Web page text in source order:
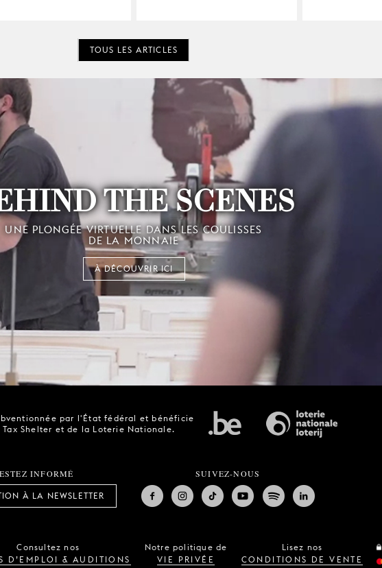
TOUS LES ARTICLES
THE SCENES
UNE PLONGÉE VIRTUELLE DANS LES COULISSES
DE LA MONNAIE
À DÉCOUVRIR ICI
par l'État fédéral et bénéficie
Shelter et de la Loterie Nationale.
INFORMÉ
À LA NEWSLETTER
SUIVEZ-NOUS
Consultez nos
D’EMPLOI & AUDITIONS
Notre politique de
VIE PRIVÉE
Lisez nos
CONDITIONS DE VENTE